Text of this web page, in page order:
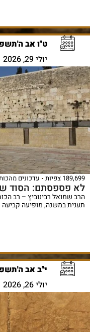
ט"ו אב
יולי 29, 2026
189,699 צפיות עדכונים
לא פספסתם: הסוד
הרב שמואל רבינוביץ – רב
תענית במשנה, מופיעה
י"ב אב
יולי 26, 2026